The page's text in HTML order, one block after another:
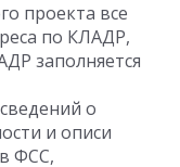
проекта все
по КЛАДР,
заполняется
о
и описи
ФСС,